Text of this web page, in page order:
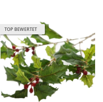
TOP BEWERTET